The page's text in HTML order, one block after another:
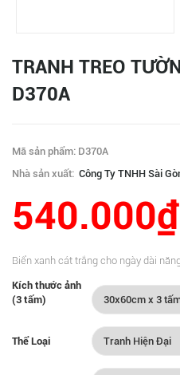
TRANH TREO
D370A
Mã sản phẩm: D370A
Nhà sản xuất: Công Ty TNHH Sài
540.000₫
Biển xanh cát trắng cho ngày dài
Kích thước ảnh
(3 tấm)
Thể Loại